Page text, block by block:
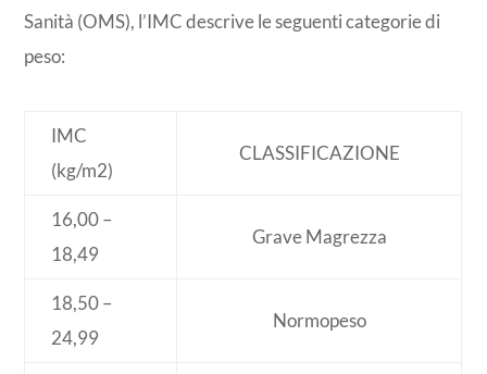
Sanità (OMS), l’IMC descrive le seguenti categorie di
peso:
IMC
(kg/m2)
CLASSIFICAZIONE
16,00 –
18,49
Grave Magrezza
18,50 –
24,99
Normopeso